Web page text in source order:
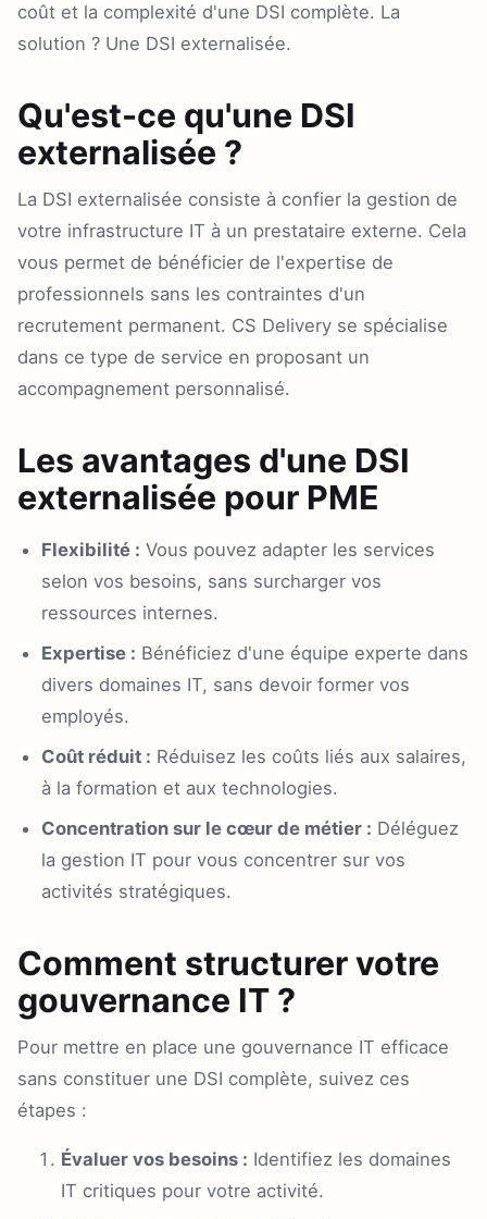
coût et la complexité d'une DSI complète. La
solution ? Une DSI externalisée.
Qu'est-ce qu'une DSI
externalisée ?
La DSI externalisée consiste à confier la gestion de
votre infrastructure IT à un prestataire externe. Cela
vous permet de bénéficier de l'expertise de
professionnels sans les contraintes d'un
recrutement permanent. CS Delivery se spécialise
dans ce type de service en proposant un
accompagnement personnalisé.
Les avantages d'une DSI
externalisée pour PME
Flexibilité : Vous pouvez adapter les services
selon vos besoins, sans surcharger vos
ressources internes.
Expertise : Bénéficiez d'une équipe experte dans
divers domaines IT, sans devoir former vos
employés.
Coût réduit : Réduisez les coûts liés aux salaires,
à la formation et aux technologies.
Concentration sur le cœur de métier : Déléguez
la gestion IT pour vous concentrer sur vos
activités stratégiques.
Comment structurer votre
gouvernance IT ?
Pour mettre en place une gouvernance IT efficace
sans constituer une DSI complète, suivez ces
étapes :
Évaluer vos besoins : Identifiez les domaines
IT critiques pour votre activité.